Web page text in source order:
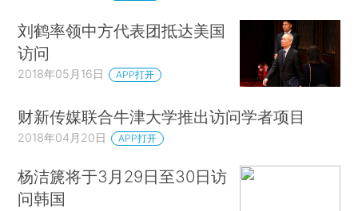
刘鹤率领中方代表团抵达美国
访问
2018年05月16日 APP打开
财新传媒联合牛津大学推出访问学者项目
2018年04月20日 APP打开
杨洁篪将于3月29日至30日访
问韩国